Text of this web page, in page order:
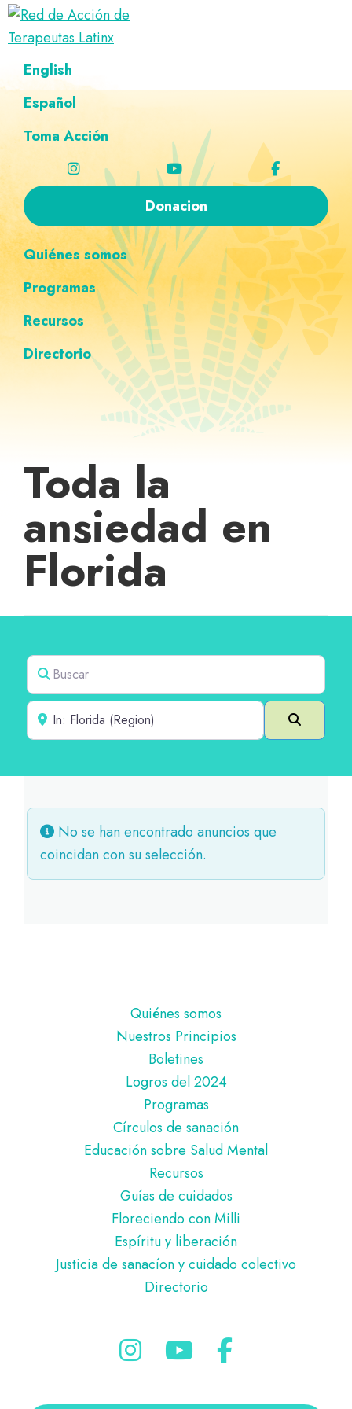
Saltar
navegación
principal
Ir
al
principal
Saltar
al
página
Saltar
navegación
personalizada
Red
de
Acción
de
Latinx
Directorio
terapeutas
Latinx
English
Español
Toma Acción
Donacion
Quiénes somos
Programas
Recursos
Directorio
Toda la
ansiedad en
Florida
Buscar
Cerca de
Buscar
No se han encontrado anuncios que
coincidan con su selección.
Quiénes somos
Nuestros Principios
Boletines
Logros del 2024
Programas
Círculos de sanación
Educación sobre Salud Mental
Recursos
Guías de cuidados
Floreciendo con Milli
Espíritu y liberación
Justicia de sanacíon y cuidado colectivo
Directorio